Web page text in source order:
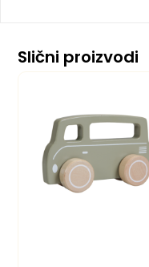
Slični proizvodi